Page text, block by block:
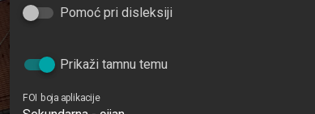
Katedre
Pomoć pri disleksiji
Prikaži tamnu temu
FOI boja aplikacije